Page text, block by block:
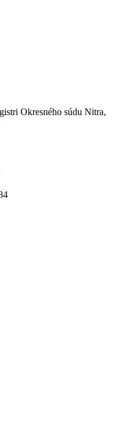
Okresného súdu Nitra,